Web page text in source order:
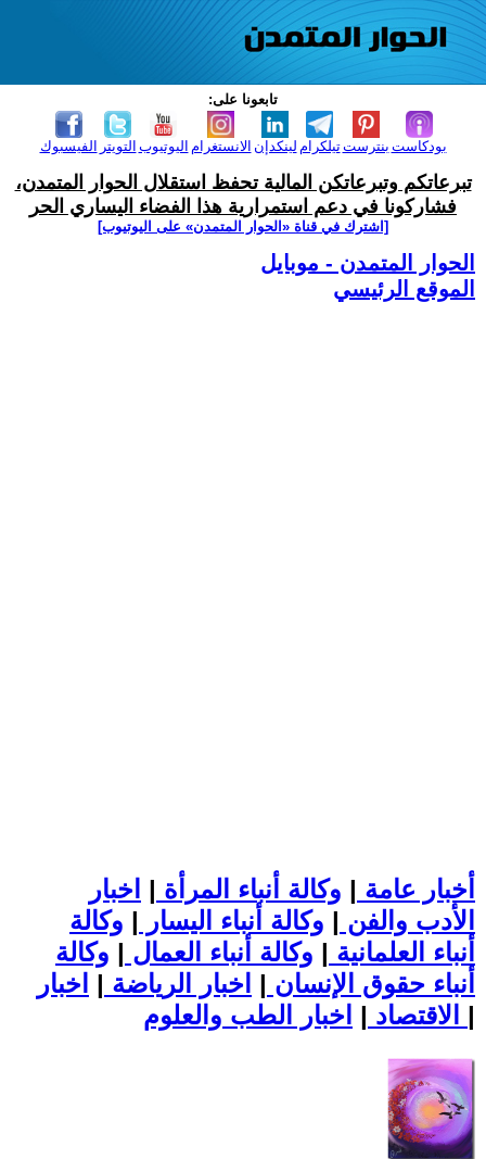
تابعونا على:
الفيسبوك التويتر اليوتيوب الانستغرام لينكدإن تيلكرامبنترست بودكاست
تبرعاتكم وتبرعاتكن المالية تحفظ استقلال الحوار المتمدن،
فشاركونا في دعم استمرارية هذا الفضاء اليساري الحر
[اشترك في قناة ‫«الحوار المتمدن» على اليوتيوب]
الحوار المتمدن - موبايل
الموقع الرئيسي
أخبار عامة | وكالة أنباء المرأة | اخبار
الأدب والفن | وكالة أنباء اليسار | وكالة
أنباء العلمانية | وكالة أنباء العمال | وكالة
أنباء حقوق الإنسان | اخبار الرياضة | اخبار
الاقتصاد | |